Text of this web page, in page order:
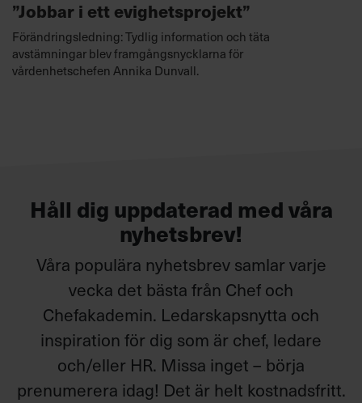
”Jobbar i ett evighetsprojekt”
Förändringsledning: Tydlig information och täta
avstämningar blev framgångsnycklarna för
vårdenhetschefen Annika Dunvall.
Håll dig uppdaterad med våra
nyhetsbrev!
Våra populära nyhetsbrev samlar varje
vecka det bästa från Chef och
Chefakademin. Ledarskapsnytta och
inspiration för dig som är chef, ledare
och/eller HR. Missa inget – börja
prenumerera idag! Det är helt kostnadsfritt.